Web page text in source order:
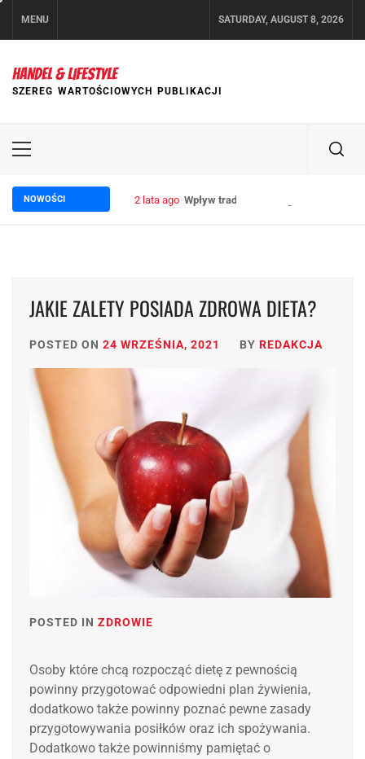
MENU SATURDAY, AUGUST 8, 2026
HANDEL & LIFESTYLE
SZEREG WARTOŚCIOWYCH PUBLIKACJI
Primary
NOWOŚCI 2 lata ago Wpływ trade marketingu na wzrost
JAKIE ZALETY POSIADA ZDROWA DIETA?
POSTED ON 24 WRZEŚNIA, 2021 BY REDAKCJA
POSTED IN ZDROWIE
Osoby które chcą rozpocząć dietę z pewnością
powinny przygotować odpowiedni plan żywienia,
dodatkowo także powinny poznać pewne zasady
przygotowywania posiłków oraz ich spożywania.
Dodatkowo także powinniśmy pamiętać o